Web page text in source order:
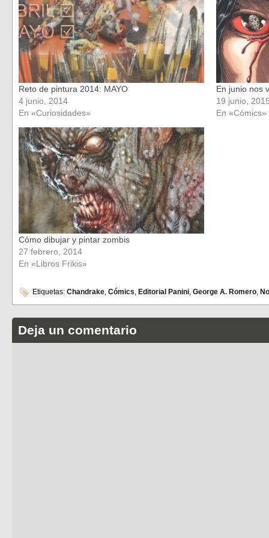
Reto de pintura 2014: MAYO
4 junio, 2014
En «Curiosidades»
En junio nos
19 junio,
En «Cómics»
Cómo dibujar y pintar zombis
27 febrero, 2014
En «Libros Frikis»
Etiquetas: Chandrake, Cómics, Editorial Panini, George A. Romero,
Deja un comentario